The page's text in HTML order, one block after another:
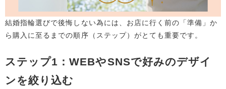
結婚指輪選びで後悔しない為には、お店に行く前の「準備」か
ら購入に至るまでの順序（ステップ）がとても重要です。
ステップ1：WEBやSNSで好みのデザイ
ンを絞り込む